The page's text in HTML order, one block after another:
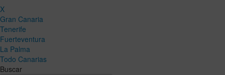
X
Gran Canaria
Tenerife
Fuerteventura
La Palma
Todo Canarias
Buscar